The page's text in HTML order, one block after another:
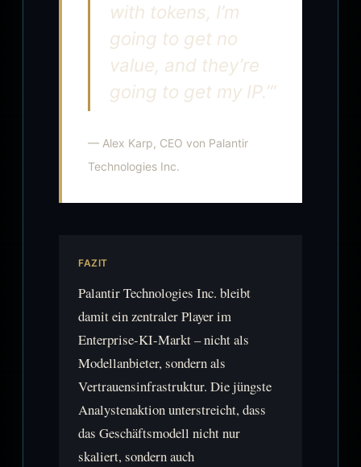
with tokens, I’m
going to get no
value, and they’re
going to get my IP.’“
— Alex Karp, CEO von Palantir
Technologies Inc.
FAZIT
Palantir Technologies Inc. bleibt
damit ein zentraler Player im
Enterprise-KI-Markt – nicht als
Modellanbieter, sondern als
Vertrauensinfrastruktur. Die jüngste
Analystenaktion unterstreicht, dass
das Geschäftsmodell nicht nur
skaliert, sondern auch